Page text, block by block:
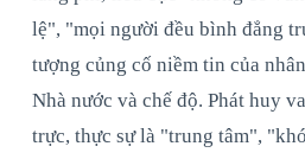
lệ", "mọi người đều bình đẳng
tượng củng cố niềm tin của
Nhà nước và chế độ. Phát huy
trực, thực sự là "trung tâm",